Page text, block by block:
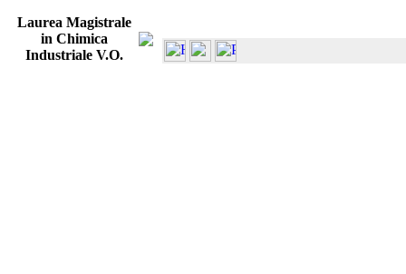
Laurea Magistrale
in Chimica
Industriale V.O.